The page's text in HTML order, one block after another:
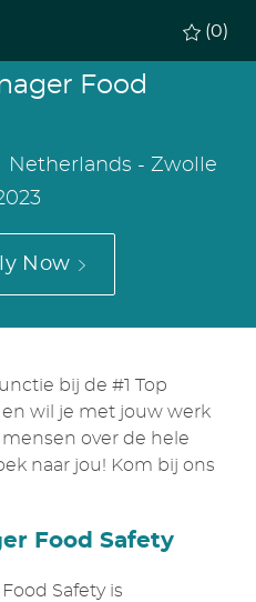
(0)
Food
Location
Netherlands - Zwolle
Now
bij de #1 Top
wil je met jouw werk
over de hele
naar jou! Kom bij ons
Food Safety
Safety is